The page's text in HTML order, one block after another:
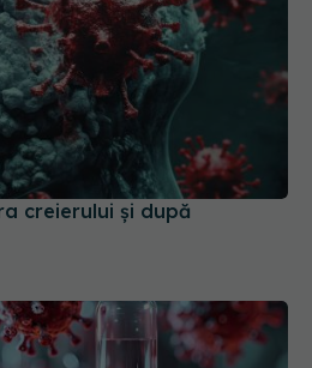
creierului și după